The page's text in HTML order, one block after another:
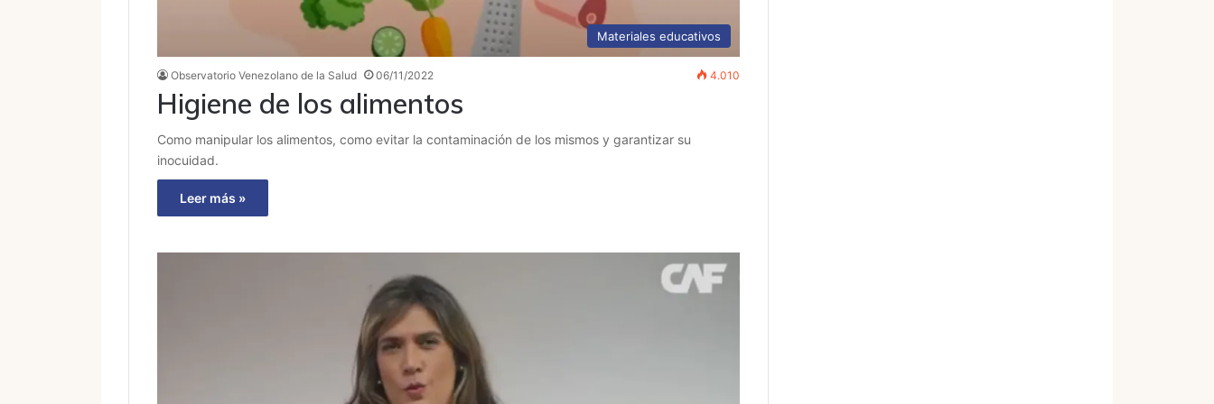
Materiales educativos
Observatorio Venezolano de la Salud 06/11/2022 4.010
Higiene de los alimentos
Como manipular los alimentos, como evitar la contaminación de los mismos y garantizar su
inocuidad.
Leer más »